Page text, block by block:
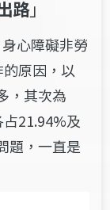
路」
心障礙非勞
原因，以
，其次為
占21.94%及
題，一直是